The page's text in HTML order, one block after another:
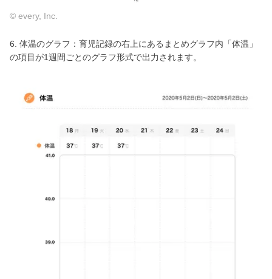
© every, Inc.
6. 体温のグラフ：育児記録の右上にあるまとめグラフ内「体温」
の項目が1週間ごとのグラフ形式で出力されます。